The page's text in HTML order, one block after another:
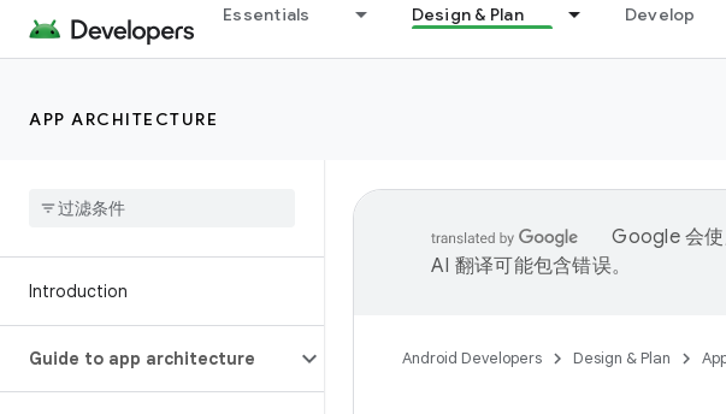
Essentials Design & Plan Develop
APP ARCHITECTURE
Introduction
Guide to app architecture
Google 会使
AI 翻译可能包含错误。
Android Developers Design & Plan